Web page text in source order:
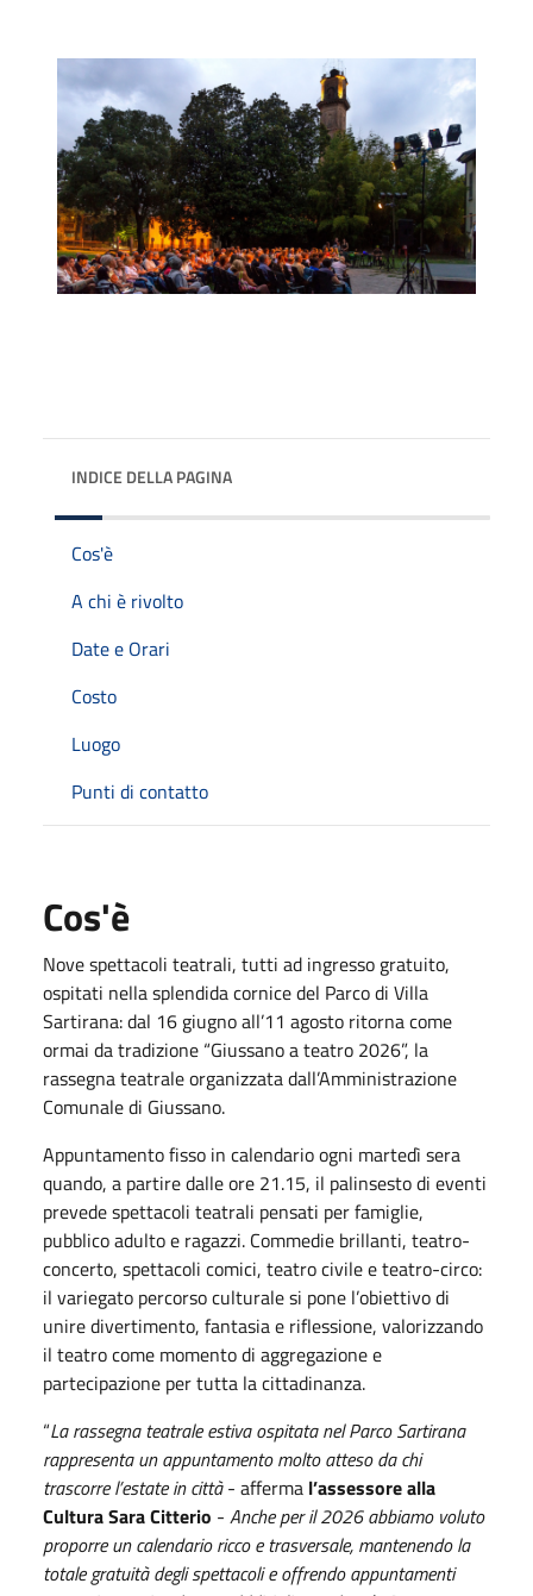
INDICE DELLA PAGINA
Cos'è
A chi è rivolto
Date e Orari
Costo
Luogo
Punti di contatto
Cos'è
Nove spettacoli teatrali, tutti ad ingresso gratuito,
ospitati nella splendida cornice del Parco di Villa
Sartirana: dal 16 giugno all’11 agosto ritorna come
ormai da tradizione “Giussano a teatro 2026”, la
rassegna teatrale organizzata dall’Amministrazione
Comunale di Giussano.
Appuntamento fisso in calendario ogni martedì sera
quando, a partire dalle ore 21.15, il palinsesto di eventi
prevede spettacoli teatrali pensati per famiglie,
pubblico adulto e ragazzi. Commedie brillanti, teatro-
concerto, spettacoli comici, teatro civile e teatro-circo:
il variegato percorso culturale si pone l’obiettivo di
unire divertimento, fantasia e riflessione, valorizzando
il teatro come momento di aggregazione e
partecipazione per tutta la cittadinanza.
“La rassegna teatrale estiva ospitata nel Parco Sartirana
rappresenta un appuntamento molto atteso da chi
trascorre l’estate in città- afferma l’assessore alla
Cultura Sara Citterio - Anche per il 2026 abbiamo voluto
proporre un calendario ricco e trasversale, mantenendo la
totale gratuità degli spettacoli e offrendo appuntamenti